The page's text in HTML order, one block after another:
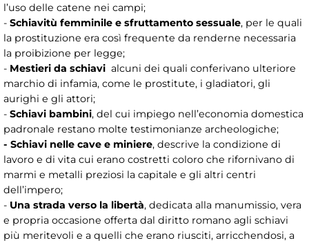
l’uso delle catene nei campi;
- Schiavitù femminile e sfruttamento sessuale, per le quali
la prostituzione era così frequente da renderne necessaria
la proibizione per legge;
- Mestieri da schiavi alcuni dei quali conferivano ulteriore
marchio di infamia, come le prostitute, i gladiatori, gli
aurighi e gli attori;
- Schiavi bambini, del cui impiego nell’economia domestica
padronale restano molte testimonianze archeologiche;
- Schiavi nelle cave e miniere, descrive la condizione di
lavoro e di vita cui erano costretti coloro che rifornivano di
marmi e metalli preziosi la capitale e gli altri centri
dell’impero;
- Una strada verso la libertà, dedicata alla manumissio, vera
e propria occasione offerta dal diritto romano agli schiavi
più meritevoli e a quelli che erano riusciti, arricchendosi, a